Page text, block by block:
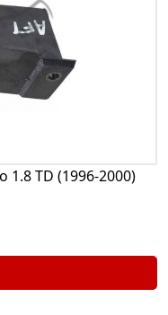
TD (1996-2000)